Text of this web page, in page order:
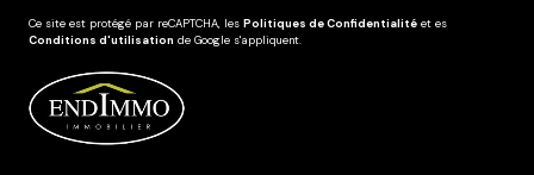
Ce site est protégé par reCAPTCHA, les Politiques de Confidentialité et es
Conditions d'utilisation de Google s'appliquent.